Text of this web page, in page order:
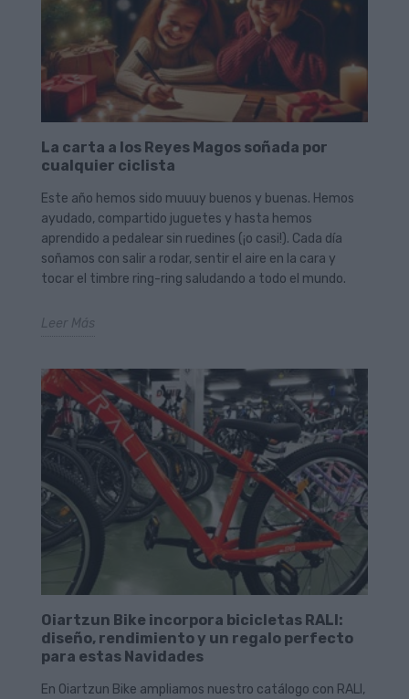
La carta a los Reyes Magos soñada por
cualquier ciclista
Este año hemos sido muuuy buenos y buenas. Hemos
ayudado, compartido juguetes y hasta hemos
aprendido a pedalear sin ruedines (¡o casi!). Cada día
soñamos con salir a rodar, sentir el aire en la cara y
tocar el timbre ring-ring saludando a todo el mundo.
Leer Más
Oiartzun Bike incorpora bicicletas RALI:
diseño, rendimiento y un regalo perfecto
para estas Navidades
En Oiartzun Bike ampliamos nuestro catálogo con RALI,